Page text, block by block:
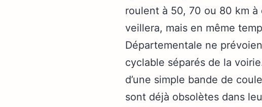
roulent à 50, 70 ou 80 km
veillera, mais en même
Départementale ne
cyclable séparés de la
d’une simple bande de
sont déjà obsolètes dans